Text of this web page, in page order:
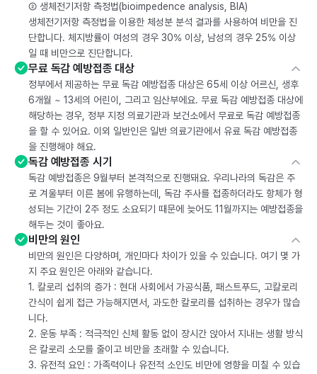
② 생체전기저항 측정법(bioimpedence analysis, BIA)
생체전기저항 측정법을 이용한 체성분 분석 결과를 사용하여 비만을 진
단합니다. 체지방률이 여성의 경우 30% 이상, 남성의 경우 25% 이상
일 때 비만으로 진단합니다.
무료 독감 예방접종 대상
정부에서 제공하는 무료 독감 예방접종 대상은 65세 이상 어르신, 생후
6개월 ~ 13세의 어린이, 그리고 임산부에요. 무료 독감 예방접종 대상에
해당하는 경우, 정부 지정 의료기관과 보건소에서 무료로 독감 예방접종
을 할 수 있어요. 이외 일반인은 일반 의료기관에서 유료 독감 예방접종
을 진행해야 해요.
독감 예방접종 시기
독감 예방접종은 9월부터 본격적으로 진행돼요. 우리나라의 독감은 주
로 겨울부터 이른 봄에 유행하는데, 독감 주사를 접종하더라도 항체가 형
성되는 기간이 2주 정도 소요되기 때문에 늦어도 11월까지는 예방접종을
해두는 것이 좋아요.
비만의 원인
비만의 원인은 다양하며, 개인마다 차이가 있을 수 있습니다. 여기 몇 가
지 주요 원인은 아래와 같습니다.
1. 칼로리 섭취의 증가 : 현대 사회에서 가공식품, 패스트푸드, 고칼로리
간식이 쉽게 접근 가능해지면서, 과도한 칼로리를 섭취하는 경우가 많습
니다.
2. 운동 부족 : 적극적인 신체 활동 없이 장시간 앉아서 지내는 생활 방식
은 칼로리 소모를 줄이고 비만을 초래할 수 있습니다.
3. 유전적 요인 : 가족력이나 유전적 소인도 비만에 영향을 미칠 수 있습